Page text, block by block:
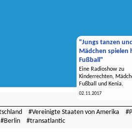
"Jungs tanzen
Mädchen spielen
Fußball"
Eine Radioshow zu
Kinderrechten,
Fußball und Kenia.
02.11.2017
Vereinigte Staaten von Amerika
Berlin transatlantic